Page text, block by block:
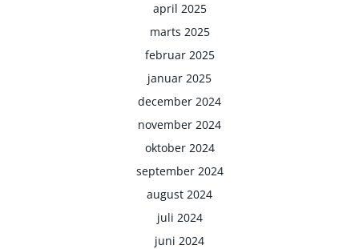
april 2025
marts 2025
februar 2025
januar 2025
december 2024
november 2024
oktober 2024
september 2024
august 2024
juli 2024
juni 2024